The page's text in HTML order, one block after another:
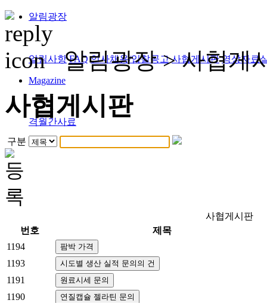
알림광장
알림사항 FAQ 인사채용/입찰공고 사협게시판 영상자료
Magazine
격월간사료
알림광장 >사협게
사협게시판
구분
사협게시판
번호
제목
1194
1193
1191
1190